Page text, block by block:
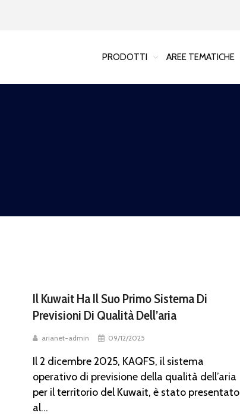
PRODOTTI AREE TEMATICHE
Il Kuwait Ha Il Suo Primo Sistema Di
Previsioni Di Qualità Dell’aria
arianet-admin 09/12/2025
Il 2 dicembre 2025, KAQFS, il sistema
operativo di previsione della qualità dell’aria
per il territorio del Kuwait, è stato presentato
al...